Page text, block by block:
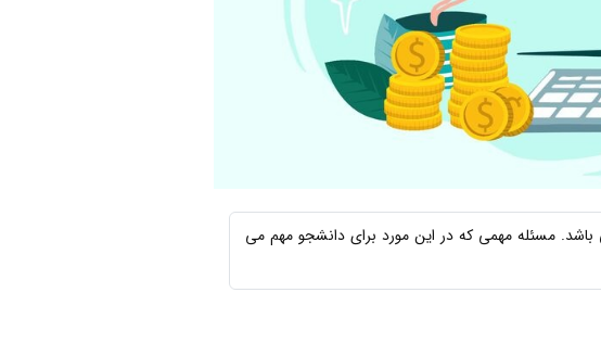
مسئله مهمی که در این مورد برای دانشجو مهم می